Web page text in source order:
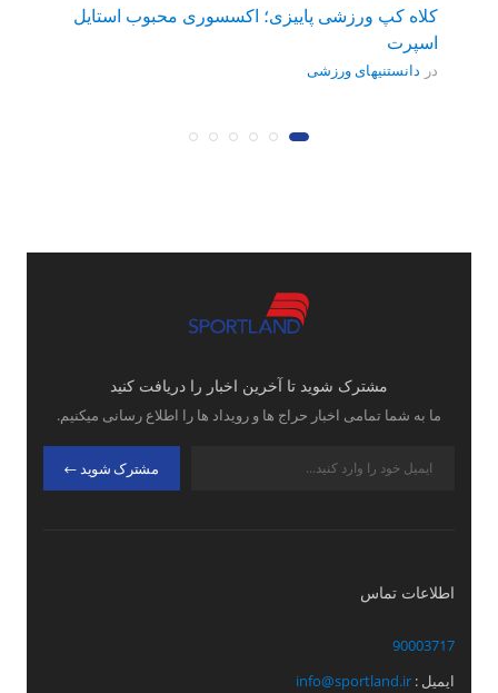
کلاه کپ ورزشی پاییزی؛ اکسسوری محبوب استایل
اسپرت
در دانستنیهای ورزشی
مشترک شوید تا آخرین اخبار را دریافت کنید
ما به شما تمامی اخبار حراج ها و رویداد ها را اطلاع رسانی میکنیم.
مشترک شوید
اطلاعات تماس
90003717
ایمیل : info@sportland.ir